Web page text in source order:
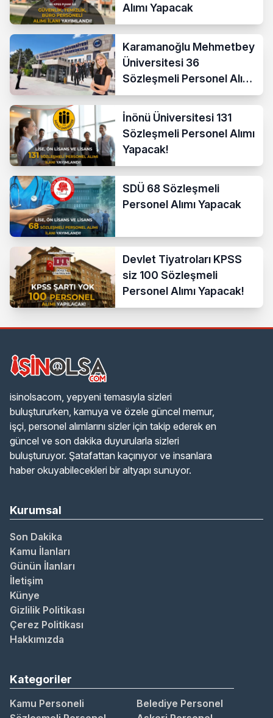
Alımı Yapacak
Karamanoğlu Mehmetbey
Üniversitesi 36
Sözleşmeli Personel Alımı
Yapacak
İnönü Üniversitesi 131
Sözleşmeli Personel Alımı
Yapacak!
SDÜ 68 Sözleşmeli
Personel Alımı Yapacak
Devlet Tiyatroları KPSS
siz 100 Sözleşmeli
Personel Alımı Yapacak!
isinolsacom, yepyeni temasıyla sizleri
buluştururken, kamuya ve özele güncel memur,
işçi, personel alımlarını sizler için takip ederek en
güncel ve son dakika duyurularla sizleri
buluşturuyor. Şatafattan kaçınıyor ve insanlara
haber okuyabilecekleri bir altyapı sunuyor.
Kurumsal
Son Dakika
Kamu İlanları
Günün İlanları
İletişim
Künye
Gizlilik Politikası
Çerez Politikası
Hakkımızda
Kategoriler
Kamu Personeli
Belediye Personel